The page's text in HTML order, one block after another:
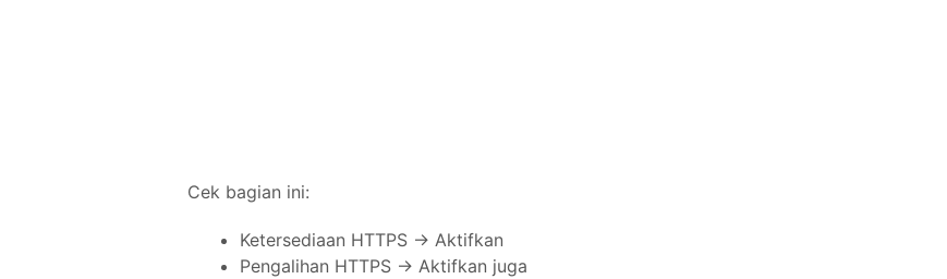
Cek bagian ini:
Ketersediaan HTTPS → Aktifkan
Pengalihan HTTPS → Aktifkan juga